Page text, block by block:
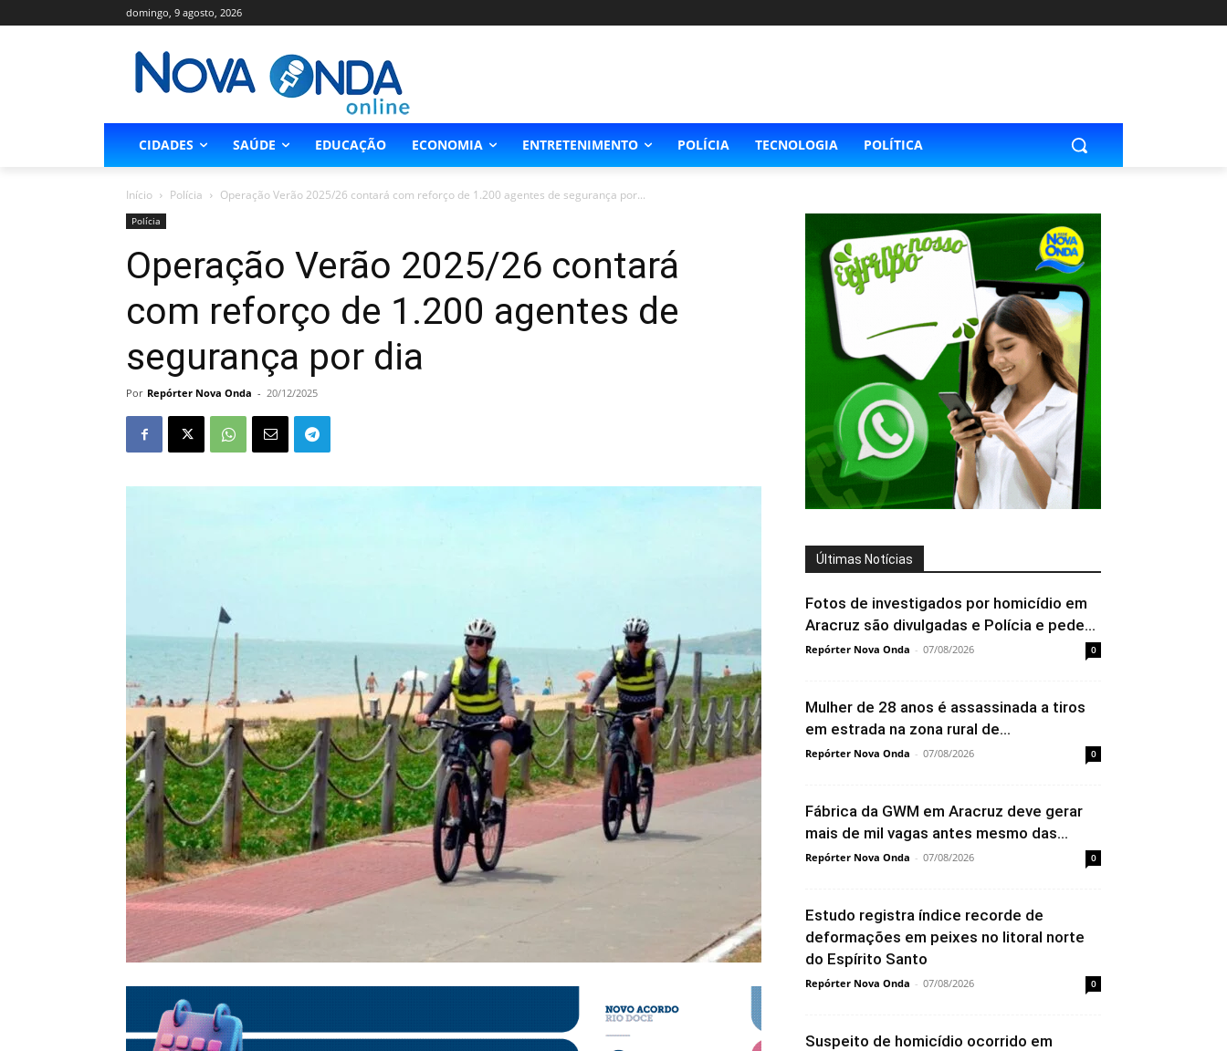
domingo, 9 agosto, 2026
CIDADES SAÚDE EDUCAÇÃO ECONOMIA ENTRETENIMENTO POLÍCIA TECNOLOGIA POLÍTICA
Início Polícia Operação Verão 2025/26 contará com reforço de 1.200 agentes de segurança por...
Polícia
Operação Verão 2025/26 contará
com reforço de 1.200 agentes de
segurança por dia
Por Repórter Nova Onda - 20/12/2025
Últimas Notícias
Fotos de investigados por homicídio em
Aracruz são divulgadas e Polícia e pede...
Repórter Nova Onda - 07/08/2026 0
Mulher de 28 anos é assassinada a tiros
em estrada na zona rural de...
Repórter Nova Onda - 07/08/2026 0
Fábrica da GWM em Aracruz deve gerar
mais de mil vagas antes mesmo das...
Repórter Nova Onda - 07/08/2026 0
Estudo registra índice recorde de
deformações em peixes no litoral norte
do Espírito Santo
Repórter Nova Onda - 07/08/2026 0
Suspeito de homicídio ocorrido em